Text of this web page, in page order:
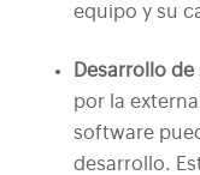
equipo y su
Desarrollo de
por la
software
desarrollo.